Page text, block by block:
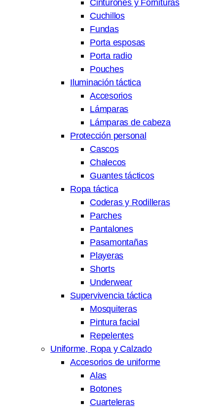
Cinturones y Fornituras
Cuchillos
Fundas
Porta esposas
Porta radio
Pouches
Iluminación táctica
Accesorios
Lámparas
Lámparas de cabeza
Protección personal
Cascos
Chalecos
Guantes tácticos
Ropa táctica
Coderas y Rodilleras
Parches
Pantalones
Pasamontañas
Playeras
Shorts
Underwear
Supervivencia táctica
Mosquiteras
Pintura facial
Repelentes
Uniforme, Ropa y Calzado
Accesorios de uniforme
Alas
Botones
Cuarteleras